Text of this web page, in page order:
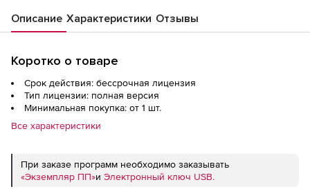
Описание Характеристики Отзывы
Коротко о товаре
Срок действия: бессрочная лицензия
Тип лицензии: полная версия
Минимальная покупка: от 1 шт.
Все характеристики
При заказе программ необходимо заказывать
«Экземпляр ПП»и Электронный ключ USB.